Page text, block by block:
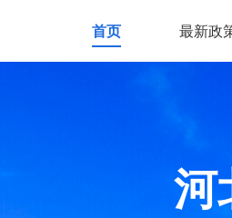
首页 最新政
河